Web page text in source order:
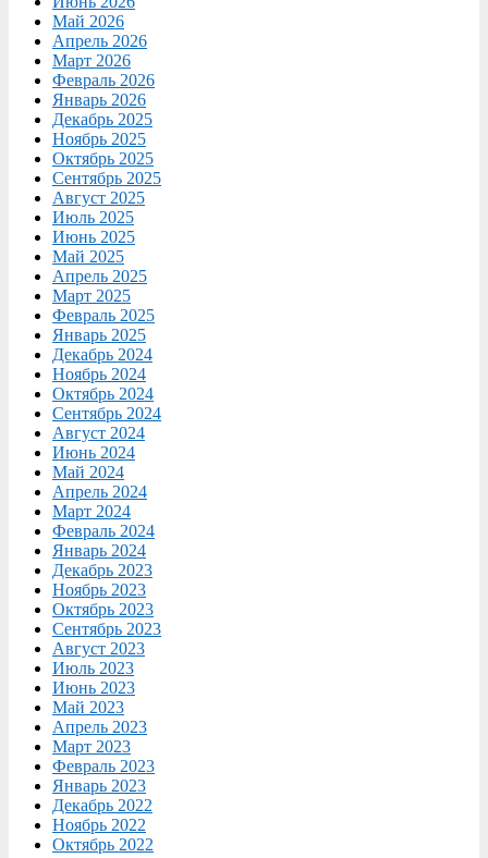
Май 2026
Апрель 2026
Март 2026
Февраль 2026
Январь 2026
Декабрь 2025
Ноябрь 2025
Октябрь 2025
Сентябрь 2025
Август 2025
Июль 2025
Июнь 2025
Май 2025
Апрель 2025
Март 2025
Февраль 2025
Январь 2025
Декабрь 2024
Ноябрь 2024
Октябрь 2024
Сентябрь 2024
Август 2024
Июнь 2024
Май 2024
Апрель 2024
Март 2024
Февраль 2024
Январь 2024
Декабрь 2023
Ноябрь 2023
Октябрь 2023
Сентябрь 2023
Август 2023
Июль 2023
Июнь 2023
Май 2023
Апрель 2023
Март 2023
Февраль 2023
Январь 2023
Декабрь 2022
Ноябрь 2022
Октябрь 2022